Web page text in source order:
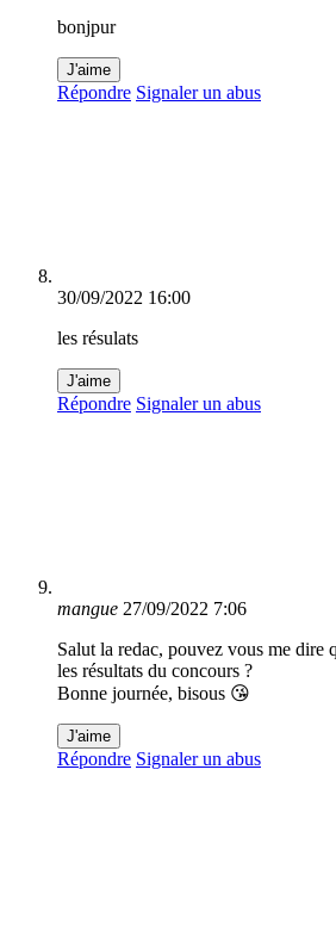
bonjpur
J'aime
Répondre Signaler un abus
30/09/2022 16:00
les résulats
J'aime
Répondre Signaler un abus
mangue 27/09/2022 7:06
Salut la redac, pouvez vous me dire
les résultats du concours ?
Bonne journée, bisous 😘
J'aime
Répondre Signaler un abus